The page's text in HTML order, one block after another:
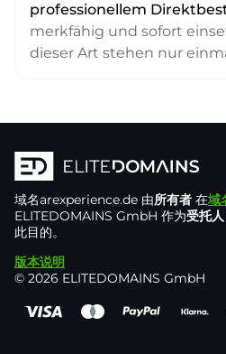
professionellem
merkfähig und sofort
dieser Art stehen nur
域名arexperience.de 由所有者 在域
ELITEDOMAINS GmbH 作为受托人
此目的。
版本说明
© 2026 ELITEDOMAINS GmbH